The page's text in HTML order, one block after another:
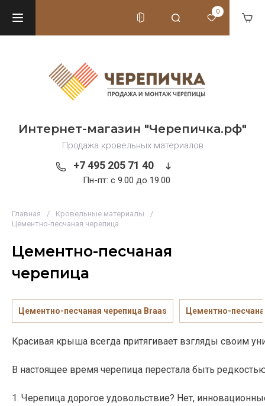
0
Интернет-магазин "Черепичка.рф"
Продажа кровельных материалов
+7 495 205 71 40
Пн-пт: c 9.00 до 19.00
Главная / Кровельные материалы
/
Цементно-песчаная черепица
Цементно-песчаная
черепица
Цементно-песчаная черепица Braas Цементно-
Красивая крыша всегда притягивает взгляды своим
В настоящее время черепица перестала быть
1. Черепица дорогое удовольствие? Нет,